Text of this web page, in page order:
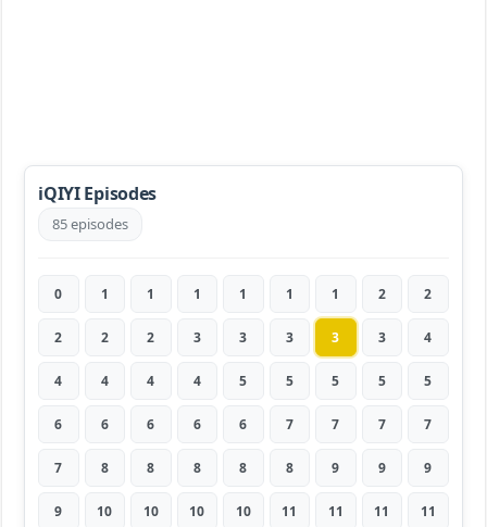
iQIYI Episodes
85 episodes
0 1 1 1 1 1 1 2 2
2 2 2 3 3 3 3 3 4
4 4 4 4 5 5 5 5 5
6 6 6 6 6 7 7 7 7
7 8 8 8 8 8 9 9 9
9 10 10 10 10 11 11 11 11